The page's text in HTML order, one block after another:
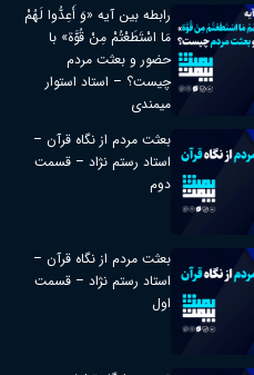
رابطه بین آیه «وَ أَعِدُّوا لَهُمْ
مَا اسْتَطَعْتُمْ مِنْ قُوَّة» با
حضور و بعثت مردم
چیست؟ – استاد استوار
میمندی
بعثت مردم از نگاه قرآن –
استاد رستم نژاد – قسمت
دوم
بعثت مردم از نگاه قرآن –
استاد رستم نژاد – قسمت
اول